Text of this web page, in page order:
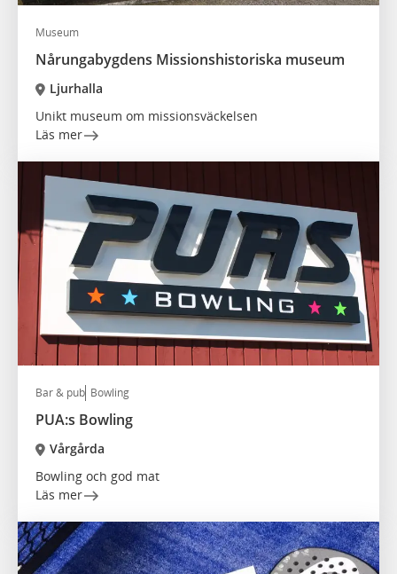
Museum
Nårungabygdens Missionshistoriska museum
Ljurhalla
Unikt museum om missionsväckelsen
Läs mer
Bar & pub Bowling
PUA:s Bowling
Vårgårda
Bowling och god mat
Läs mer